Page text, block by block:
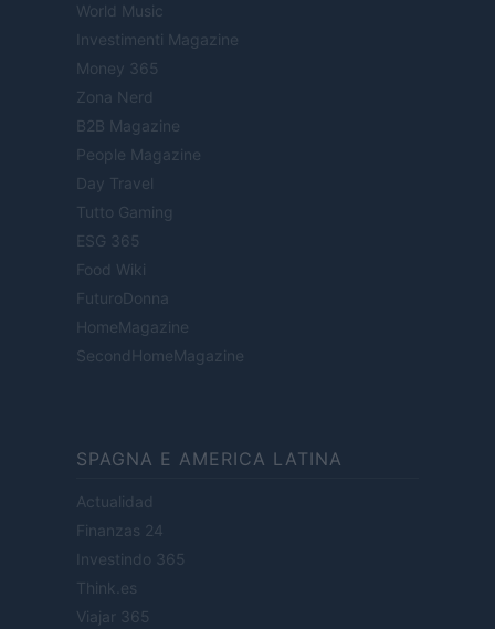
World Music
Investimenti Magazine
Money 365
Zona Nerd
B2B Magazine
People Magazine
Day Travel
Tutto Gaming
ESG 365
Food Wiki
FuturoDonna
HomeMagazine
SecondHomeMagazine
SPAGNA E AMERICA LATINA
Actualidad
Finanzas 24
Investindo 365
Think.es
Viajar 365